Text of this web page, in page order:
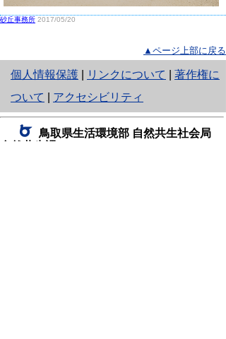
砂丘事務所 2017/05/20
▲ページ上部に戻る
個人情報保護
と
り
ネ
ッ
リンクについて
著作権に
ついて
アクセシビリティ
鳥取県生活環境部 自然共生社会局